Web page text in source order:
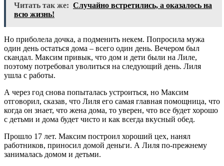
Читать так же: Случайно встретились, а оказалось на
всю жизнь!
Но приболела дочка, а подменить некем. Попросила мужа
один день остаться дома – всего один день. Вечером был
скандал. Максим привык, что дом и дети были на Лиле,
поэтому потребовал уволиться на следующий день. Лиля
ушла с работы.
А через год снова попыталась устроиться, но Максим
отговорил, сказав, что Лиля его самая главная помощница, что
когда он знает, что жена дома, то уверен, что все будет хорошо
с детьми и дома будет чисто и как всегда вкусный обед.
Прошло 17 лет. Максим построил хороший цех, нанял
работников, приносил домой деньги. А Лиля по-прежнему
занималась домом и детьми.